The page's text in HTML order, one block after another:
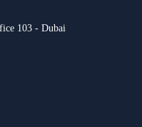
103 - Dubai